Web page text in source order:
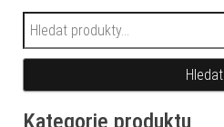
Hledat:
Hledat
Kategorie produktu